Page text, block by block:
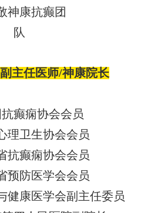
主任医师/神康院长
癫痫协会会员
理卫生协会会员
抗癫痫协会会员
预防医学会会员
健康医学会副主任委员